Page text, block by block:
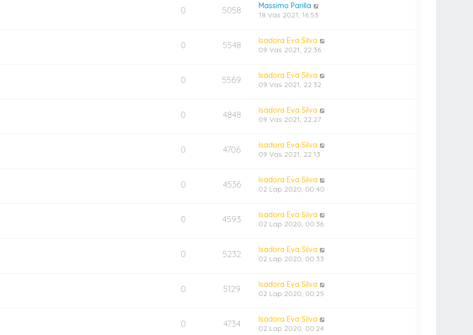
0 5058
Massimo Parilla
18 Vas 2021, 16:53
0 5548
Isadora Eva Silva
09 Vas 2021, 22:36
0 5569
Isadora Eva Silva
09 Vas 2021, 22:32
0 4848
Isadora Eva Silva
09 Vas 2021, 22:27
0 4706
Isadora Eva Silva
09 Vas 2021, 22:13
0 4536
Isadora Eva Silva
02 Lap 2020, 00:40
0 4593
Isadora Eva Silva
02 Lap 2020, 00:36
0 5232
Isadora Eva Silva
02 Lap 2020, 00:33
0 5129
Isadora Eva Silva
02 Lap 2020, 00:25
0 4734
Isadora Eva Silva
02 Lap 2020, 00:24